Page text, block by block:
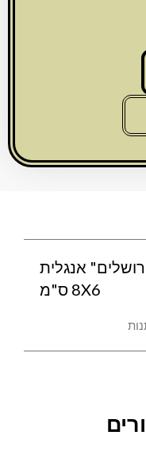
אנגלית
8X6 ס"מ